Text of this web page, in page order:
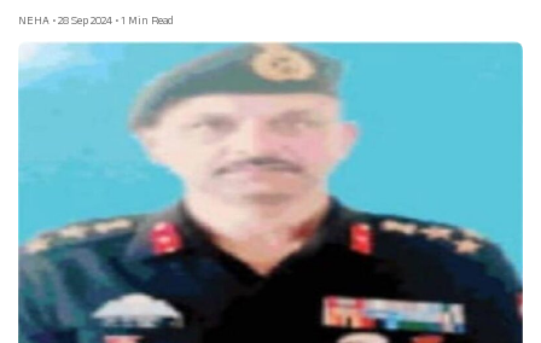
NEHA • 28 Sep 2024 • 1 Min Read